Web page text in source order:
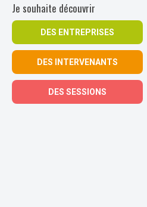
Je souhaite découvrir
DES ENTREPRISES
DES INTERVENANTS
DES SESSIONS